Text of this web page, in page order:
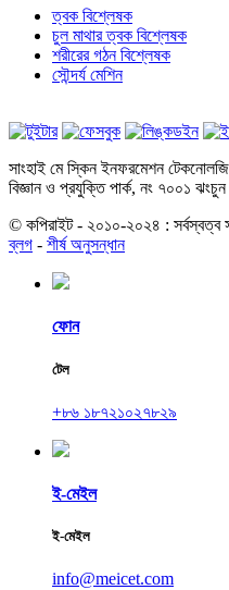
ত্বক বিশ্লেষক
চুল মাথার ত্বক বিশ্লেষক
শরীরের গঠন বিশ্লেষক
সৌন্দর্য মেশিন
সাংহাই মে স্কিন ইনফরমেশন
বিজ্ঞান ও প্রযুক্তি পার্ক, নং ৭০০১ ঝংচুন
© কপিরাইট - ২০১০-২০২৪ : সর্বস্বত্ব
ব্লগ - শীর্ষ অনুসন্ধান
ফোন
টেল
+৮৬ ১৮৭২১০২৭৮২৯
ই-মেইল
ই-মেইল
info@meicet.com